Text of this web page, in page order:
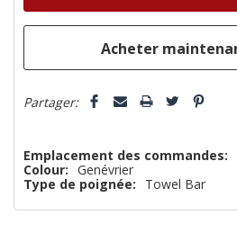
plus
Partager:
Emplacement des commandes:
Colour: Genévrier
Type de poignée:
Towel Bar